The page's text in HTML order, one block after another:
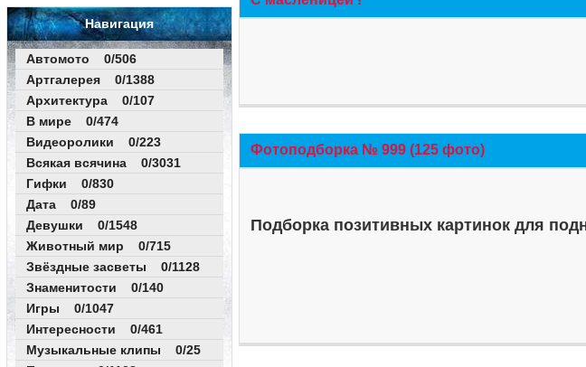
Навигация
Автомото 0/506
Артгалерея 0/1388
Архитектура 0/107
В мире 0/474
Видеоролики 0/223
Всякая всячина 0/3031
Гифки 0/830
Дата 0/89
Девушки 0/1548
Животный мир 0/715
Звёздные засветы 0/1128
Знаменитости 0/140
Игры 0/1047
Интересности 0/461
Музыкальные клипы 0/25
Фотоподборка № 999 (125 фото)
Подборка позитивных картинок для